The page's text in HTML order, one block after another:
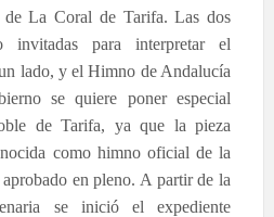
La Coral de Tarifa. Las dos
invitadas para interpretar el
lado, y el Himno de Andalucía
se quiere poner especial
de Tarifa, ya que la pieza
como himno oficial de la
en pleno. A partir de la
se inició el expediente